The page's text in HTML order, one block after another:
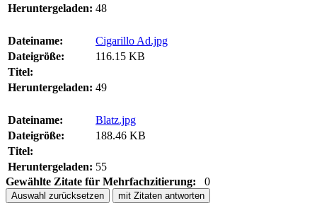
Heruntergeladen: 48
Dateiname:
Cigarillo Ad.jpg
Dateigröße:
116.15 KB
Titel:
Heruntergeladen: 49
Dateiname:
Blatz.jpg
Dateigröße:
188.46 KB
Titel:
Heruntergeladen: 55
Gewählte Zitate für Mehrfachzitierung:
0
Auswahl zurücksetzen mit Zitaten antworten